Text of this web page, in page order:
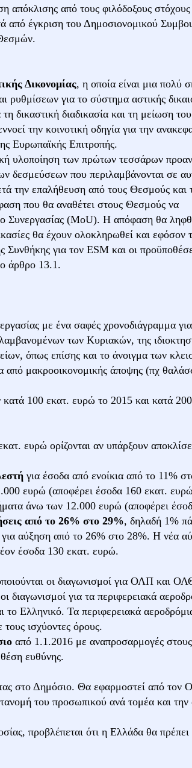
απόκλισης από τους φιλόδοξους
από έγκριση του Δημοσιονομικού
Δικονομίας, η οποία είναι μια πολύ
ρυθμίσεων για το σύστημα αστικής
δικαστική διαδικασία και τη μείωση
την κοινοτική οδηγία για την
Ευρωπαϊκής Επιτροπής.
υλοποίηση των πρώτων τεσσάρων
δεσμεύσεων που περιλαμβάνονται σε
την επαλήθευση από τους Θεσμούς και
που θα αναθέτει στους Θεσμούς να
Συνεργασίας (MoU). Η απόφαση θα
θα έχουν ολοκληρωθεί και εφόσον
Συνθήκης για τον ESM και οι
άρθρο 13.1.
με ένα σαφές χρονοδιάγραμμα
των Κυριακών, της
όπως επίσης και το άνοιγμα των
από μακροοικονομικής άποψης (πχ
κατά 100 εκατ. ευρώ το 2015 και κατά
ευρώ ορίζονται αν υπάρξουν
για έσοδα από ενοίκια από το 11%
ευρώ (αποφέρει έσοδα 160 εκατ.
άνω των 12.000 ευρώ (αποφέρει
από το 26% στο 29%, δηλαδή 1%
αύξηση από το 26% στο 28%. Η νέα
έσοδα 130 εκατ. ευρώ.
οι διαγωνισμοί για ΟΛΠ και
για τα περιφερειακά
Ελληνικό. Τα περιφερειακά
ισχύοντες όρους.
από 1.1.2016 με αναπροσαρμογές
ευθύνης.
στο Δημόσιο. Θα εφαρμοστεί από τον
του προσωπικού ανά τομέα και την
προβλέπεται ότι η Ελλάδα θα πρέπει